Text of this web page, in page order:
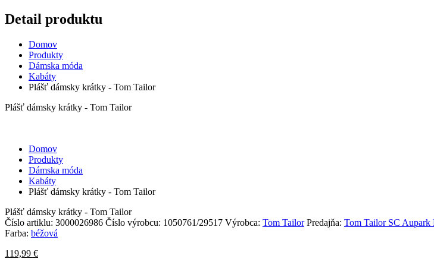
Detail produktu
Domov
Produkty
Dámska móda
Kabáty
Plášť dámsky krátky - Tom Tailor
Plášť dámsky krátky - Tom Tailor
Domov
Produkty
Dámska móda
Kabáty
Plášť dámsky krátky - Tom Tailor
Plášť dámsky krátky - Tom Tailor
Číslo artiklu: 3000026986 Číslo výrobcu: 1050761/29517 Výrobca: Tom Tailor Predajňa: Tom Tailor SC Aupark
Farba: béžová
119,99 €